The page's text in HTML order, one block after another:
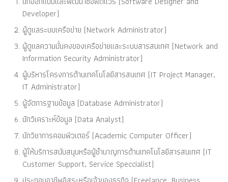
Developer)
ผู้ดูแลระบบเครือข่าย (Network Administrator)
ผู้ดูแลความมั่นคงของเครือข่ายและระบบสารสนเทศ (Network and
Information Security Administrator)
ผู้บริหารโครงการด้านเทคโนโลยีสารสนเทศ (IT Project Manager,
IT Administrator)
ผู้จัดการฐานข้อมูล (Database Administrator)
นักวิเคราะห์ข้อมูล (Data Analyst)
นักวิชาการคอมพิวเตอร์ (Academic Computer Officer)
ผู้ให้บริการสนับสนุนหรือผู้ชำนาญการด้านเทคโนโลยีสารสนเทศ (IT
Customer Support, Service Speccialist)